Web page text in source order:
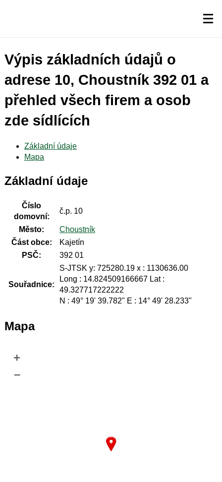
Výpis základních údajů o
adrese 10, Choustník 392 01 a
přehled všech firem a osob
zde sídlících
Základní údaje
Mapa
Základní údaje
Číslo
domovní:
č.p. 10
Město:
Choustník
Část obce:
Kajetín
PSČ:
392 01
Souřadnice:
S-JTSK y: 725280.19 x : 1130636.00
Long : 14.824509166667 Lat :
49.327717222222
N : 49° 19' 39.782" E : 14° 49' 28.233"
Mapa
+
–